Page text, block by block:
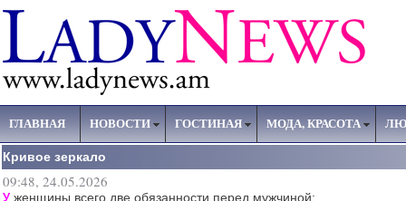
ГЛАВНАЯ НОВОСТИ ГОСТИНАЯ МОДА, КРАСОТА
Кривое зеркало
09:48, 24.05.2026
У женщины всего две обязанности перед мужчиной: